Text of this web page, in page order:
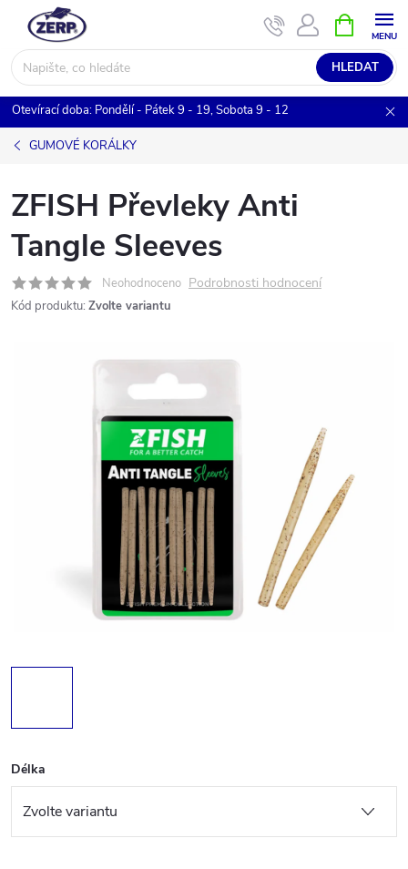
obsah
HLEDAT
NÁKUPNÍ
KOŠÍK
Otevírací doba: Pondělí - Pátek 9 - 19, Sobota 9 - 12
GUMOVÉ KORÁLKY
ZFISH Převleky Anti
Tangle Sleeves
Neohodnoceno Podrobnosti hodnocení
Kód produktu: Zvolte variantu
Délka